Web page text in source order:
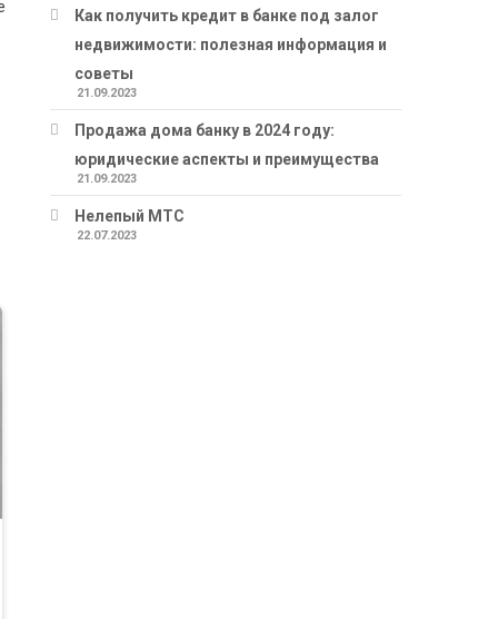
Как получить кредит в банке под залог
недвижимости: полезная информация и
советы
21.09.2023
Продажа дома банку в 2024 году:
юридические аспекты и преимущества
21.09.2023
Нелепый МТС
22.07.2023